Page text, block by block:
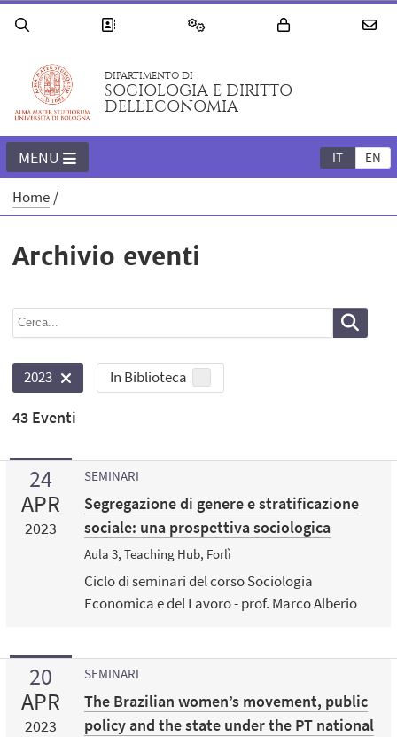
DIPARTIMENTO DI
SOCIOLOGIA E DIRITTO
DELL'ECONOMIA
IT EN
MENU
Home
Archivio eventi
2023 In Biblioteca
43 Eventi
24
APR
2023
SEMINARI
Segregazione di genere e stratificazione
sociale: una prospettiva sociologica
Aula 3, Teaching Hub, Forlì
Ciclo di seminari del corso Sociologia
Economica e del Lavoro - prof. Marco Alberio
20
APR
2023
SEMINARI
The Brazilian women’s movement, public
policy and the state under the PT national